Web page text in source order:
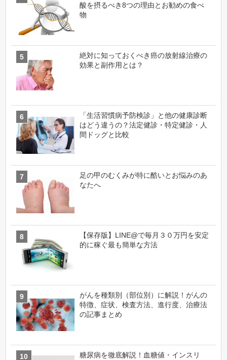
酸を摂るべき8つの理由とお勧めの食べ
物
絶対に知っておくべき癌の放射線治療の
効果と副作用とは？
「生活習慣病予防検診」と他の健康診断
はどう違うの？法定健診・特定健診・人
間ドッグと比較
足の甲のむくみが特に酷いとお悩みのあ
なたへ
【保存版】LINE@で毎月３０万円を安定
的に稼ぐ最も簡単な方法
がんを種類別（部位別）に解説！がんの
特徴、症状、検査方法、進行度、治療法
の記事まとめ
糖尿病を徹底解説！血糖値・インスリ